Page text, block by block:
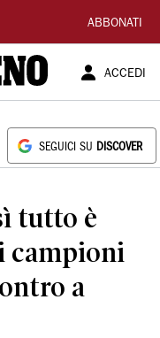
ABBONATI
ACCEDI
SEGUICI SU DISCOVER
tutto è
campioni
a